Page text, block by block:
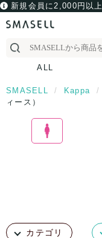
新規会員に2,000円以
ALL
SMASELL Kappa
ィース）
カテゴリ